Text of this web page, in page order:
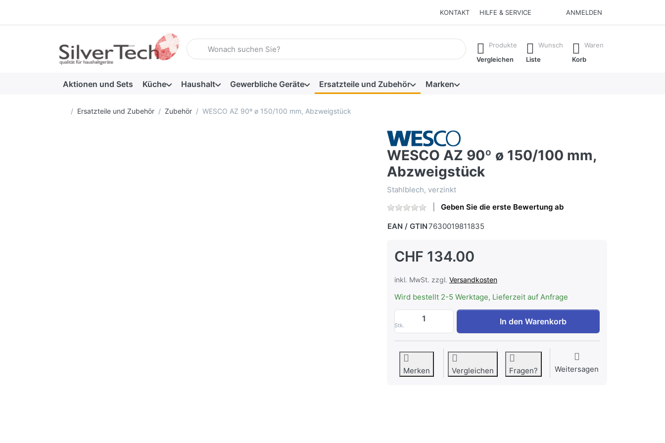
KONTAKT HILFE & SERVICE ANMELDEN
Geben Sie einen Suchbegriff ein. Während Sie tippen, erscheinen automatisch erste Ergebnisse. Drücken Sie die Eingabetaste, um alle
Produkte
Vergleichen
Wunsch
Liste
Waren
Korb
Aktionen und Sets Küche Haushalt Gewerbliche Geräte Ersatzteile und Zubehör Marken
Startseite
Ersatzteile und Zubehör Zubehör WESCO AZ 90º ø 150/100 mm, Abzweigstück
WESCO AZ 90º ø 150/100 mm,
Abzweigstück
Stahlblech, verzinkt
Geben Sie die erste Bewertung ab
EAN / GTIN7630019811835
CHF 134.00
inkl. MwSt. zzgl. Versandkosten
Wird bestellt 2-5 Werktage, Lieferzeit auf Anfrage
Stk.
WESCO AZ 90º ø 150/100 mm, Abzweigstück zu CHF
In den Warenkorb
Merken Vergleichen Fragen? Weitersagen